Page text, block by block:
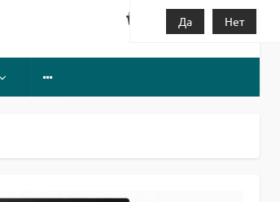
Да
Нет